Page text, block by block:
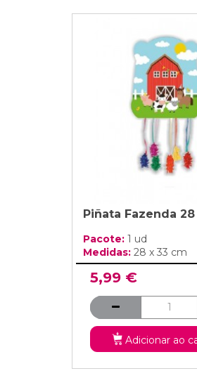
Piñata Fazenda
Pacote: 1 ud
Medidas: 28 x 33 cm
5,99 €
Adicionar ao